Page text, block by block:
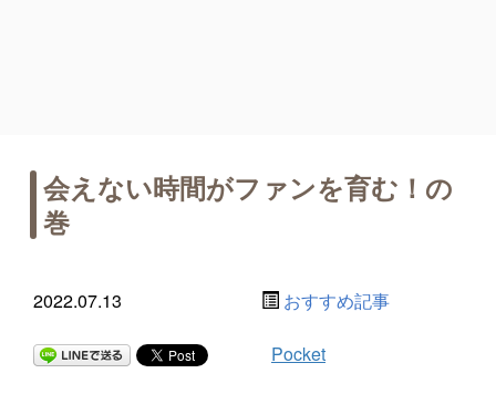
会えない時間がファンを育む！の
巻
2022.07.13 おすすめ記事
Pocket